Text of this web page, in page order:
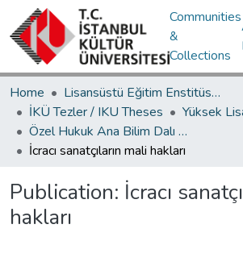
Communities
&
Collections
Home
Lisansüstü Eğitim Enstitüsü / Postgraduate Education Institute
İKÜ Tezler / IKU Theses
Özel Hukuk Ana Bilim Dalı / Department of Private Law
İcracı sanatçıların mali hakları
Publication: İcracı
hakları